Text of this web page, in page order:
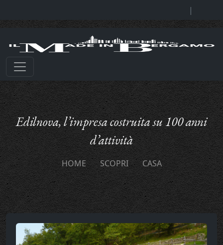
|
Edilnova, l’impresa costruita su 100 anni
d’attività
HOME SCOPRI CASA